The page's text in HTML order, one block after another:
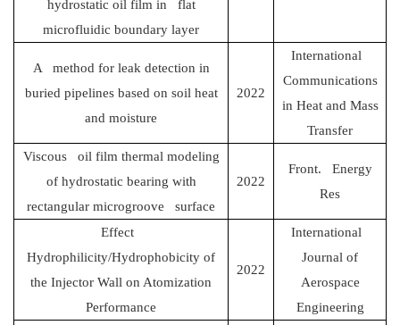
hydrostatic oil film in flat
microfluidic boundary layer
A method for leak detection in
buried pipelines based on soil heat
and moisture
2022
International
Communications
in Heat and Mass
Transfer
Viscous oil film thermal modeling
of hydrostatic bearing with
rectangular microgroove surface
2022
Front. Energy
Res
Effect
Hydrophilicity/Hydrophobicity of
the Injector Wall on Atomization
Performance
2022
International
Journal of
Aerospace
Engineering